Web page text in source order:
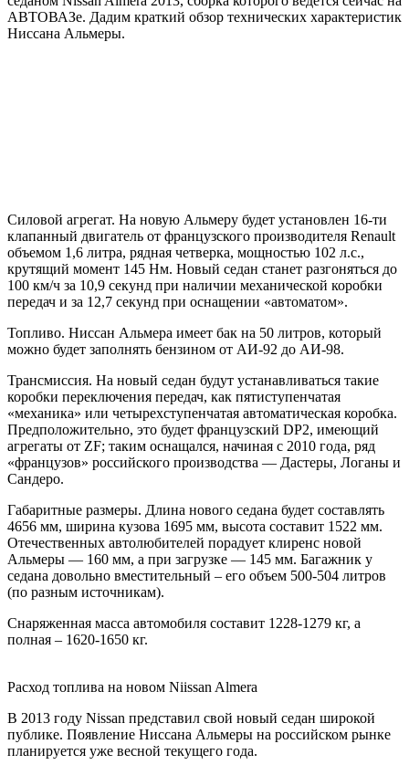
АВТОВАЗе. Дадим краткий обзор технических характеристик
Ниссана Альмеры.
Силовой агрегат. На новую Альмеру будет установлен 16-ти
клапанный двигатель от французского производителя Renault
объемом 1,6 литра, рядная четверка, мощностью 102 л.с.,
крутящий момент 145 Нм. Новый седан станет разгоняться до
100 км/ч за 10,9 секунд при наличии механической коробки
передач и за 12,7 секунд при оснащении «автоматом».
Топливо. Ниссан Альмера имеет бак на 50 литров, который
можно будет заполнять бензином от АИ-92 до АИ-98.
Трансмиссия. На новый седан будут устанавливаться такие
коробки переключения передач, как пятиступенчатая
«механика» или четырехступенчатая автоматическая коробка.
Предположительно, это будет французский DP2, имеющий
агрегаты от ZF; таким оснащался, начиная с 2010 года, ряд
«французов» российского производства — Дастеры, Логаны и
Сандеро.
Габаритные размеры. Длина нового седана будет составлять
4656 мм, ширина кузова 1695 мм, высота составит 1522 мм.
Отечественных автолюбителей порадует клиренс новой
Альмеры — 160 мм, а при загрузке — 145 мм. Багажник у
седана довольно вместительный – его объем 500-504 литров
(по разным источникам).
Снаряженная масса автомобиля составит 1228-1279 кг, а
полная – 1620-1650 кг.
Расход топлива на новом Niissan Almera
В 2013 году Nissan представил свой новый седан широкой
публике. Появление Ниссана Альмеры на российском рынке
планируется уже весной текущего года.